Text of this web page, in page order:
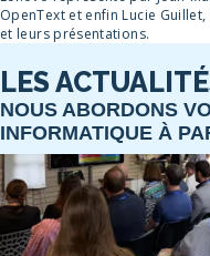
OpenText et enfin Lucie
et leurs présentations.
LES
NOUS ABORDONS
INFORMATIQUE À